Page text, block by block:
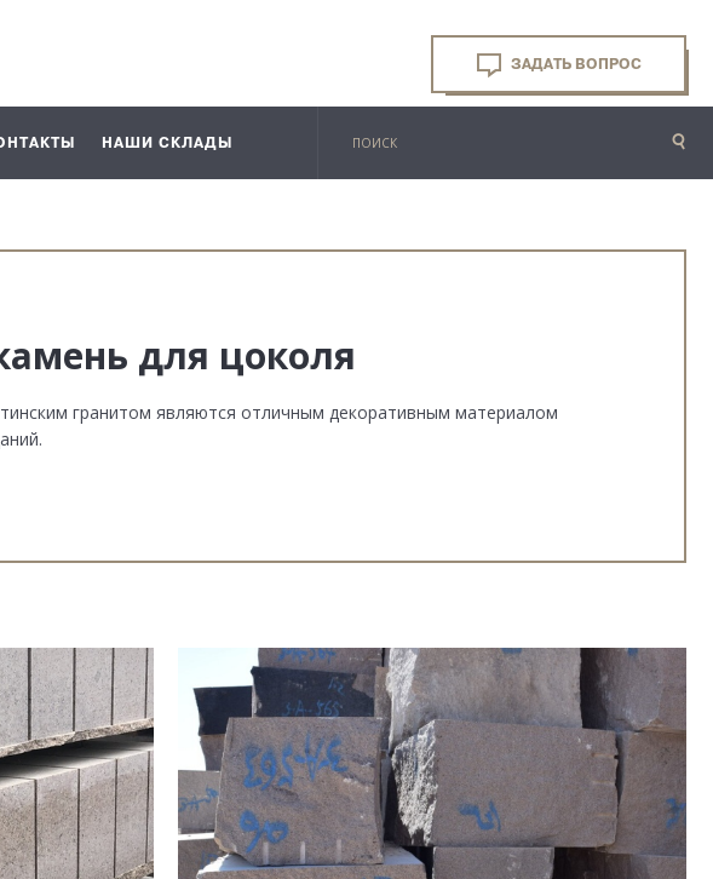
ЗАДАТЬ ВОПРОС
НАШИ СКЛАДЫ
для цоколя
гранитом являются отличным декоративным материалом